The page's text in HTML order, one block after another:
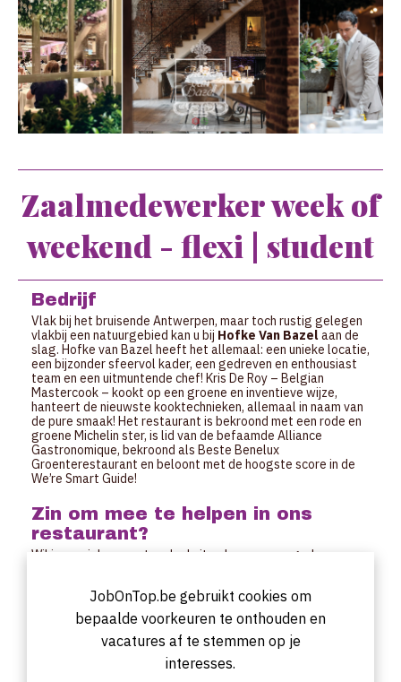
Zaalmedewerker week of
weekend - flexi | student
Bedrijf
Vlak bij het bruisende Antwerpen, maar toch rustig gelegen
vlakbij een natuurgebied kan u bij Hofke Van Bazel aan de
slag. Hofke van Bazel heeft het allemaal: een unieke locatie,
een bijzonder sfeervol kader, een gedreven en enthousiast
team en een uitmuntende chef! Kris De Roy – Belgian
Mastercook – kookt op een groene en inventieve wijze,
hanteert de nieuwste kooktechnieken, allemaal in naam van
de pure smaak! Het restaurant is bekroond met een rode en
groene Michelin ster, is lid van de befaamde Alliance
Gastronomique, bekroond als Beste Benelux
Groenterestaurant en beloont met de hoogste score in de
We’re Smart Guide!
Zin om mee te helpen in ons
restaurant?
Wil je op piekmomenten deel uitmaken van ons gedreven
Profiel van de gewenste
medewerk(st)er
JobOnTop.be gebruikt cookies om
bepaalde voorkeuren te onthouden en
vacatures af te stemmen op je
interesses.